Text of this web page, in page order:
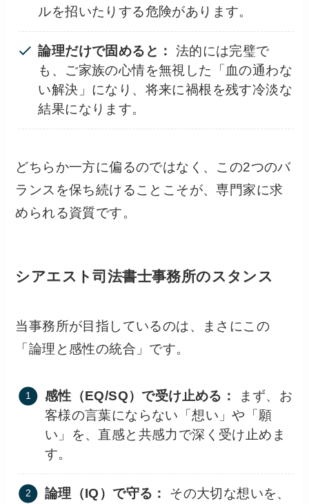
ルを招いたりする危険があります。
論理だけで固めると：
法的には完璧で
も、ご家族の心情を無視した「血の通わな
い解決」になり、将来に禍根を残す冷淡な
結果になります。
どちらか一方に偏るのではなく、この2つのバ
ランスを保ち続けることこそが、専門家に求
められる資質です。
シアエスト司法書士事務所のスタンス
当事務所が目指しているのは、まさにこの
「論理と感性の統合」です。
感性（EQ/SQ）で受け止める：
まず、お
客様の言葉にならない「想い」や「願
い」を、直感と共感力で深く受け止めま
す。
論理（IQ）で守る：
その大切な想いを、